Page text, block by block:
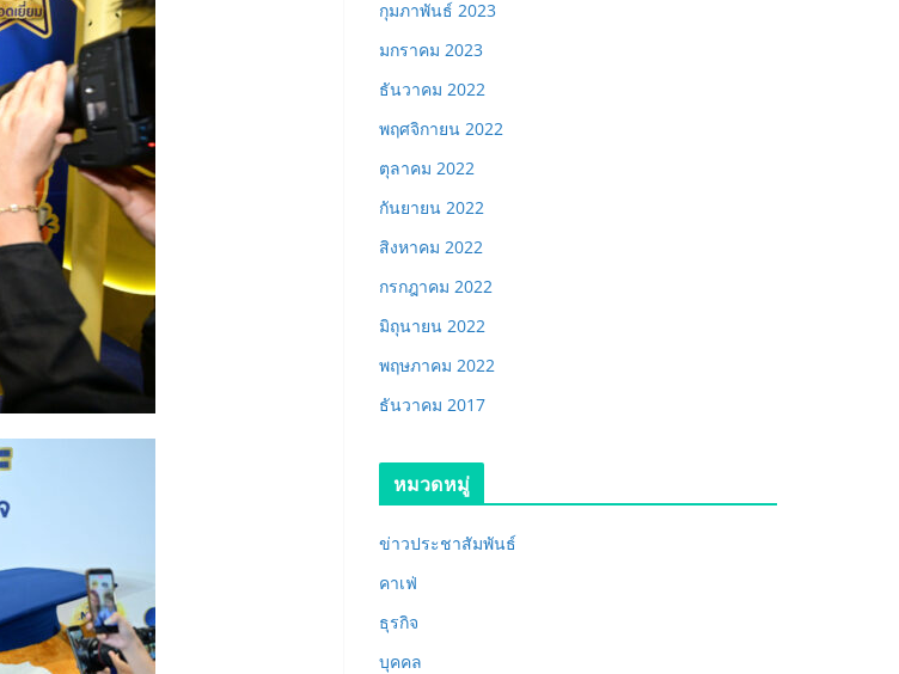
กุมภาพันธ์ 2023
มกราคม 2023
ธันวาคม 2022
พฤศจิกายน 2022
ตุลาคม 2022
กันยายน 2022
สิงหาคม 2022
กรกฎาคม 2022
มิถุนายน 2022
พฤษภาคม 2022
ธันวาคม 2017
หมวดหมู่
ข่าวประชาสัมพันธ์
คาเฟ่
ธุรกิจ
บุคคล